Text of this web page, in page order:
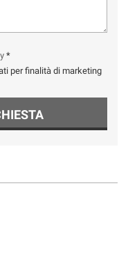
*
per finalità di marketing